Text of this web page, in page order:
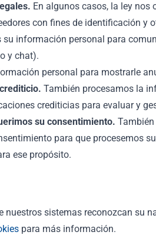
En algunos casos, la ley
con fines de identificación y
su información personal para
y chat).
personal para mostrarle
También procesamos la
crediticias para evaluar y
su consentimiento.
para que procesemos
ese propósito.
nuestros sistemas reconozcan su
para más información.